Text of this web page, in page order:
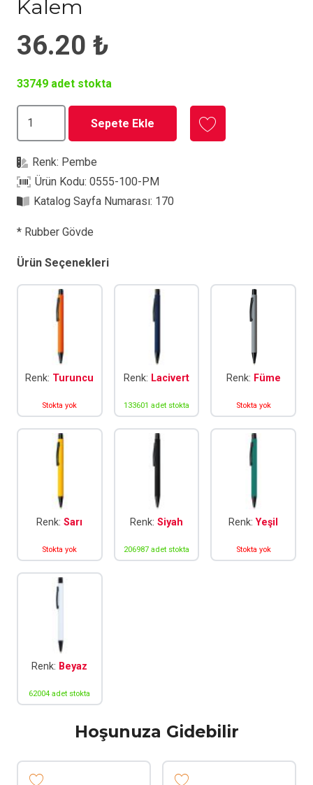
Kalem
36.20 ₺
33749 adet stokta
Tükenmez
Sepete Ekle
Renk: Pembe
Ürün Kodu:0555-100-PM
Katalog Sayfa Numarası: 170
* Rubber Gövde
Ürün Seçenekleri
Renk: Turuncu
Stokta yok
Renk: Lacivert
133601 adet stokta
Renk: Füme
Stokta yok
Renk:Sarı
Stokta yok
Renk: Siyah
206987 adet stokta
Renk:Yeşil
Stokta yok
Renk: Beyaz
62004 adet stokta
Hoşunuza Gidebilir